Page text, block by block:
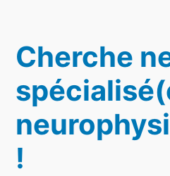
Cherche
!